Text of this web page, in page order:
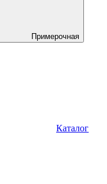
Примерочная
Каталог